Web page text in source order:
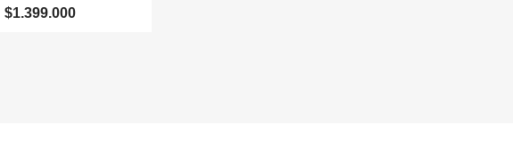
$1.399.000